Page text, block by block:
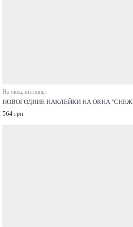
На окна, витрины
НОВОГОДНИЕ НАКЛЕЙКИ НА ОКНА
564 грн